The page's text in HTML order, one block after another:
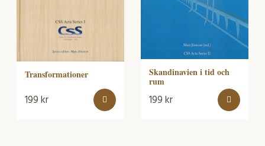
Transformationer
199kr
Skandinavien i tid och
rum
199kr